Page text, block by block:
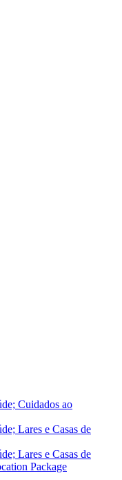
Cuidados ao
Lares e Casas de
Lares e Casas de
Package